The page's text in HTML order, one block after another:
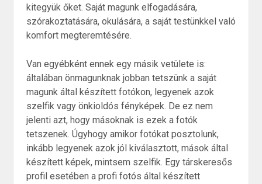
kitegyük őket. Saját magunk elfogadására,
szórakoztatására, okulására, a saját testünkkel való
komfort megteremtésére.
Van egyébként ennek egy másik vetülete is:
általában önmagunknak jobban tetszünk a saját
magunk által készített fotókon, legyenek azok
szelfik vagy önkioldós fényképek. De ez nem
jelenti azt, hogy másoknak is ezek a fotók
tetszenek. Úgyhogy amikor fotókat posztolunk,
inkább legyenek azok jól kiválasztott, mások által
készített képek, mintsem szelfik. Egy társkeresős
profil esetében a profi fotós által készített